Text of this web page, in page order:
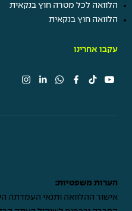
הלוואה לכל מטרה חוץ בנקאית
הלוואה חוץ בנקאית
עקבו אחרינו
הערות משפטיות:
אישור ההלוואה ותנאי העמדתה